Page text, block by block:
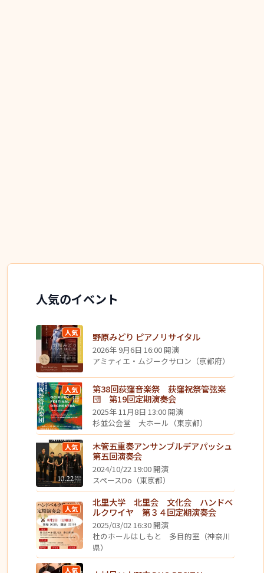
人気のイベント
人気 野原みどり ピアノリサイタル
2026年 9月6日 16:00 開演
アミティエ・ムジークサロン（京都府）
人気
第38回荻窪音楽祭 荻窪祝祭管弦楽
団 第19回定期演奏会
2025年 11月8日 13:00 開演
杉並公会堂 大ホール（東京都）
人気
木管五重奏アンサンブルデアパッシュ
第五回演奏会
2024/10/22 19:00 開演
スペースDo（東京都）
人気
北里大学 北里会 文化会 ハンドベ
ルクワイヤ 第３４回定期演奏会
2025/03/02 16:30 開演
杜のホールはしもと 多目的室（神奈川
県）
人気